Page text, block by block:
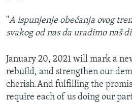
"A ispunjenje obećanja ovog
svakog od nas da uradimo naš
January 20, 2021 will mark a
rebuild, and strengthen our
cherish.And fulfilling the
require each of us doing our